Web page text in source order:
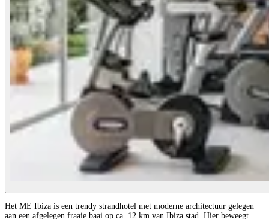
Het ME Ibiza is een trendy strandhotel met moderne architectuur gelegen
aan een afgelegen fraaie baai op ca. 12 km van Ibiza stad. Hier beweegt